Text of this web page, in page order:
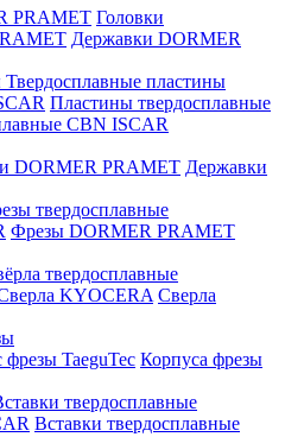
PRAMET Головки
Державки DORMER
Твердосплавные пластины
Пластины твердосплавные
CBN ISCAR
DORMER PRAMET Державки
твердосплавные
Фрезы DORMER PRAMET
твердосплавные
KYOCERA Сверла
фрезы TaeguTec Корпуса фрезы
твердосплавные
Вставки твердосплавные